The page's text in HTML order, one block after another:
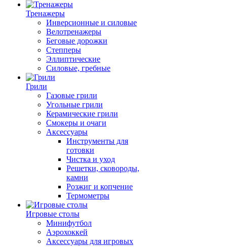
Тренажеры
Инверсионные и силовые
Велотренажеры
Беговые дорожки
Степперы
Эллиптические
Силовые, гребные
Грили
Газовые грили
Угольные грили
Керамические грили
Смокеры и очаги
Аксессуары
Инструменты для
готовки
Чистка и уход
Решетки, сковороды,
камни
Розжиг и копчение
Термометры
Игровые столы
Минифутбол
Аэрохоккей
Аксессуары для игровых